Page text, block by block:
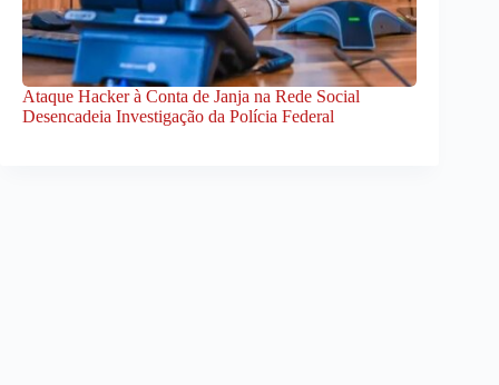
Ataque Hacker à Conta de Janja na Rede Social
Desencadeia Investigação da Polícia Federal